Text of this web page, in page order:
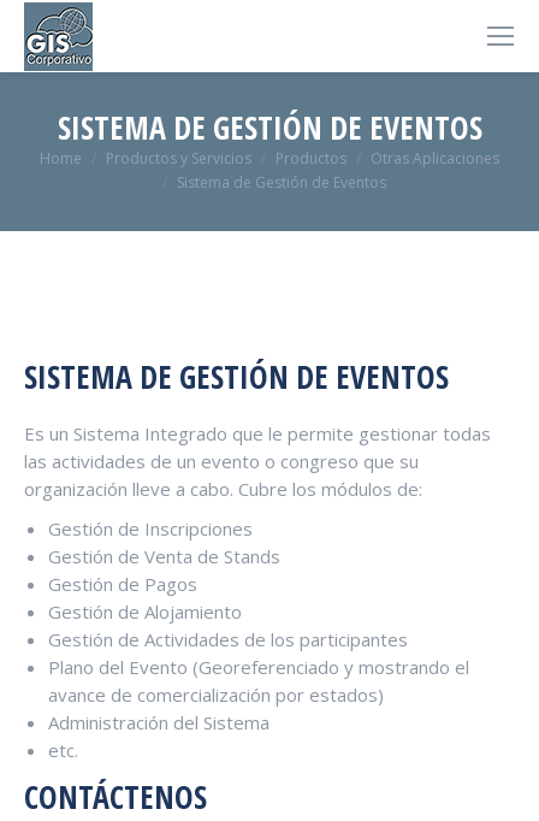
SISTEMA DE GESTIÓN DE EVENTOS
You are here:
Home Productos y Servicios Productos
Otras Aplicaciones
Sistema de Gestión de Eventos
SISTEMA DE GESTIÓN DE EVENTOS
Es un Sistema Integrado que le permite gestionar todas
las actividades de un evento o congreso que su
organización lleve a cabo. Cubre los módulos de:
Gestión de Inscripciones
Gestión de Venta de Stands
Gestión de Pagos
Gestión de Alojamiento
Gestión de Actividades de los participantes
Plano del Evento (Georeferenciado y mostrando el
avance de comercialización por estados)
Administración del Sistema
etc.
CONTÁCTENOS